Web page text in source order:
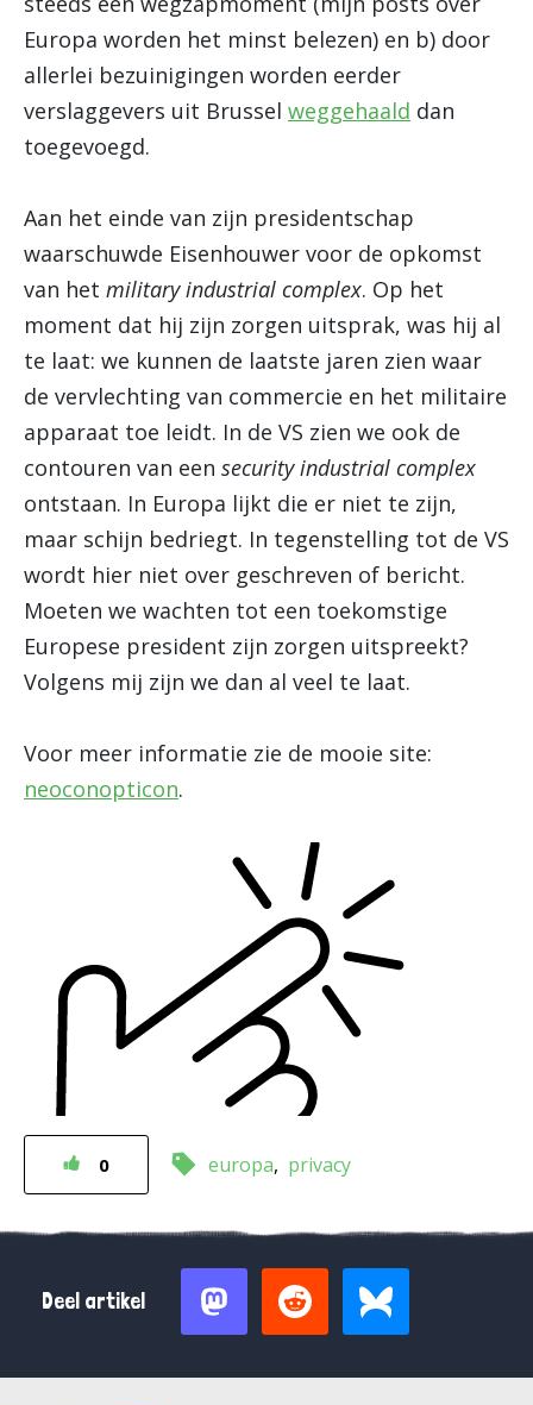
Europa worden het minst belezen) en b) door
allerlei bezuinigingen worden eerder
verslaggevers uit Brussel weggehaald dan
toegevoegd.
Aan het einde van zijn presidentschap
waarschuwde Eisenhouwer voor de opkomst
van het military industrial complex. Op het
moment dat hij zijn zorgen uitsprak, was hij al
te laat: we kunnen de laatste jaren zien waar
de vervlechting van commercie en het militaire
apparaat toe leidt. In de VS zien we ook de
contouren van een security industrial complex
ontstaan. In Europa lijkt die er niet te zijn,
maar schijn bedriegt. In tegenstelling tot de VS
wordt hier niet over geschreven of bericht.
Moeten we wachten tot een toekomstige
Europese president zijn zorgen uitspreekt?
Volgens mij zijn we dan al veel te laat.
Voor meer informatie zie de mooie site:
neoconopticon.
0 europa privacy
Deel artikel